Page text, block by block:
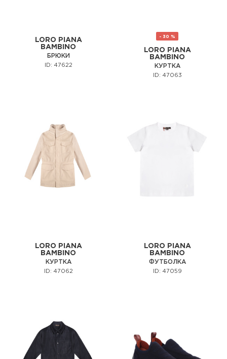
LORO PIANA
BAMBINO
БРЮКИ
ID: 47622
- 30 %
LORO PIANA
BAMBINO
КУРТКА
ID: 47063
LORO PIANA
BAMBINO
КУРТКА
ID: 47062
LORO PIANA
BAMBINO
ФУТБОЛКА
ID: 47059